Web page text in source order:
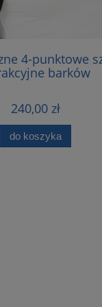
4-punktowe
barków
240,00 zł
do koszyka